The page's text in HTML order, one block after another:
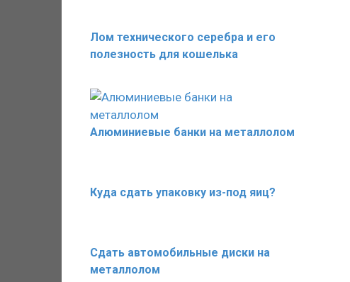
Лом технического серебра и его
полезность для кошелька
Алюминиевые банки на металлолом
Куда сдать упаковку из-под яиц?
Сдать автомобильные диски на
металлолом